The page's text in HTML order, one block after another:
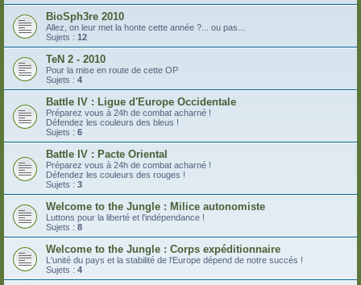
BioSph3re 2010
Allez, on leur met la honte cette année ?... ou pas...
Sujets : 12
TeN 2 - 2010
Pour la mise en route de cette OP
Sujets : 4
Battle IV : Ligue d'Europe Occidentale
Préparez vous à 24h de combat acharné !
Défendez les couleurs des bleus !
Sujets : 6
Battle IV : Pacte Oriental
Préparez vous à 24h de combat acharné !
Défendez les couleurs des rouges !
Sujets : 3
Welcome to the Jungle : Milice autonomiste
Luttons pour la liberté et l'indépendance !
Sujets : 8
Welcome to the Jungle : Corps expéditionnaire
L'unité du pays et la stabilité de l'Europe dépend de notre succés !
Sujets : 4